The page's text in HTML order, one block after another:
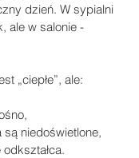
dzień. W sypialni
ale w salonie -
„ciepłe”, ale:
niedoświetlone,